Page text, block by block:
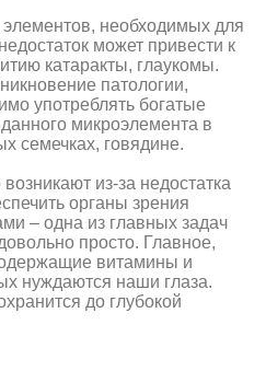
необходимых для
может привести к
катаракты, глаукомы.
патологии,
употреблять богатые
микроэлемента в
семечках, говядине.
из-за недостатка
органы зрения
– одна из главных задач
просто. Главное,
витамины и
нуждаются наши глаза.
до глубокой